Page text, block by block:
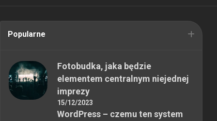
Popularne
Fotobudka, jaka będzie
elementem centralnym niejednej
imprezy
15/12/2023
WordPress – czemu ten system